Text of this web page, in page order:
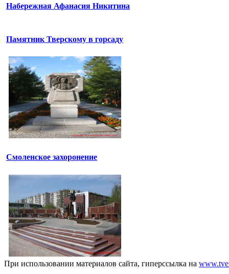
Набережная Афанасия Никитина
Памятник Тверскому в горсаду
Смоленское захоронение
При использовании материалов сайта, гиперссылка на